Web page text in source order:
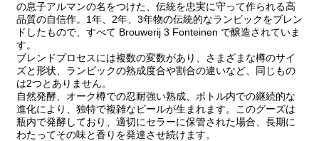
の息子アルマンの名をつけた、伝統を忠実に守って作られる高
品質の自信作。1年、2年、3年物の伝統的なランビックをブレン
ドしたもので、すべて Brouwerij 3 Fonteinen で醸造されていま
す。
ブレンドプロセスには複数の変数があり、さまざまな樽のサイ
ズと形状、ランビックの熟成度合や割合の違いなど、同じもの
は2つとありません。
自然発酵、オーク樽での忍耐強い熟成、ボトル内での継続的な
進化により、独特で複雑なビールが生まれます。このグーズは
瓶内で発酵しており、適切にセラーに保管された場合、長期に
わたってその味と香りを発達させ続けます。